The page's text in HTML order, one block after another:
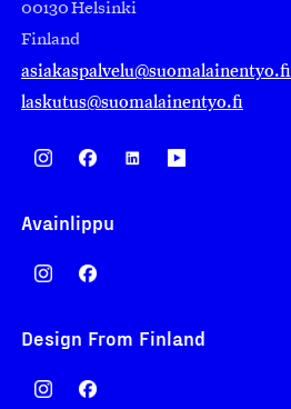
00130 Helsinki
Finland
asiakaspalvelu@suomalainentyo.fi
laskutus@suomalainentyo.fi
Avainlippu
Design From Finland